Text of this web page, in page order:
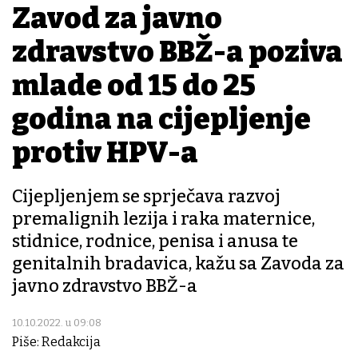
Zavod za javno
zdravstvo BBŽ-a poziva
mlade od 15 do 25
godina na cijepljenje
protiv HPV-a
Cijepljenjem se sprječava razvoj
premalignih lezija i raka maternice,
stidnice, rodnice, penisa i anusa te
genitalnih bradavica, kažu sa Zavoda za
javno zdravstvo BBŽ-a
10.10.2022. u 09:08
Piše: Redakcija